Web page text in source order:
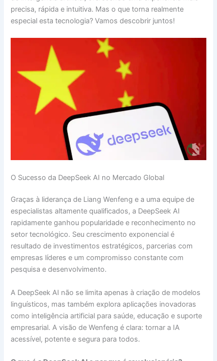
precisa, rápida e intuitiva. Mas o que torna realmente
especial esta tecnologia? Vamos descobrir juntos!
O Sucesso da DeepSeek AI no Mercado Global
Graças à liderança de Liang Wenfeng e a uma equipe de
especialistas altamente qualificados, a DeepSeek AI
rapidamente ganhou popularidade e reconhecimento no
setor tecnológico. Seu crescimento exponencial é
resultado de investimentos estratégicos, parcerias com
empresas líderes e um compromisso constante com
pesquisa e desenvolvimento.
A DeepSeek AI não se limita apenas à criação de modelos
linguísticos, mas também explora aplicações inovadoras
como inteligência artificial para saúde, educação e suporte
empresarial. A visão de Wenfeng é clara: tornar a IA
acessível, potente e segura para todos.